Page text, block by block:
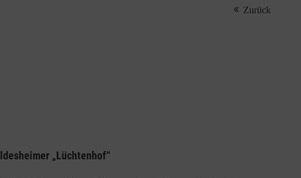
Zurück
„Lüchtenhof“